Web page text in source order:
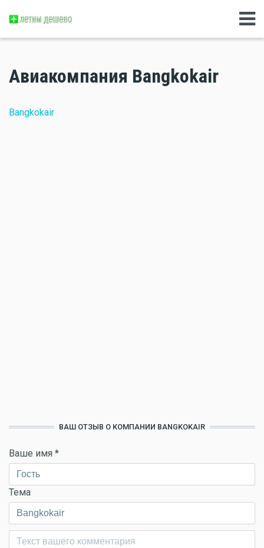
Авиакомпания Bangkokair
Bangkokair
ВАШ ОТЗЫВ О КОМПАНИИ BANGKOKAIR
Ваше имя *
Тема
Комментарий*